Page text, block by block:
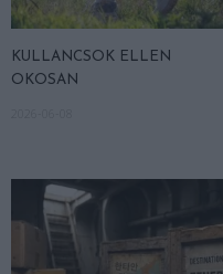
KULLANCSOK ELLEN
OKOSAN